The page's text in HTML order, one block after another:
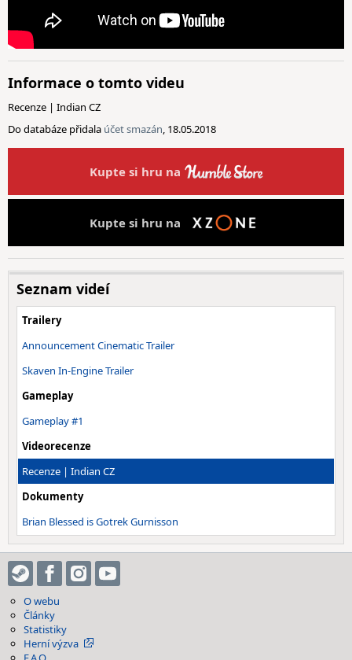
Informace o tomto videu
Recenze | Indian CZ
Do databáze přidala účet smazán, 18.05.2018
Kupte si hru na
Kupte si hru na
Seznam videí
Trailery
Announcement Cinematic Trailer
Skaven In-Engine Trailer
Gameplay
Gameplay #1
Videorecenze
Recenze | Indian CZ
Dokumenty
Brian Blessed is Gotrek Gurnisson
O webu
Články
Statistiky
Herní výzva